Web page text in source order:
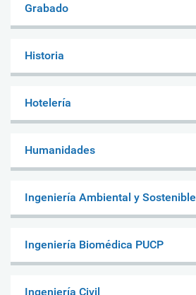
Grabado
Historia
Hotelería
Humanidades
Ingeniería Ambiental y Sostenible
Ingeniería Biomédica PUCP
Ingeniería Civil